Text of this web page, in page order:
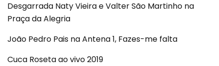
Desgarrada Naty Vieira e Valter São Martinho na
Praça da Alegria
João Pedro Pais na Antena 1, Fazes-me falta
Cuca Roseta ao vivo 2019